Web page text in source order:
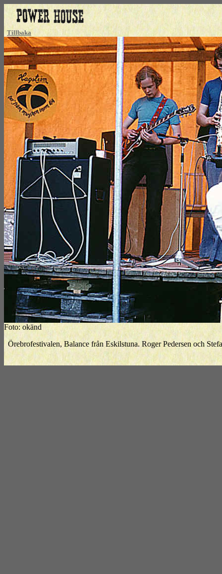
Tillbaka
Foto: okänd
Örebrofestivalen, Balance från Eskilstuna. Roger Pedersen och